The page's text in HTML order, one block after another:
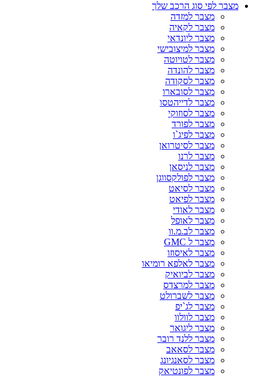
מצבר לפי סוג הרכב שלך
מצבר למזדה
מצבר לקאיה
מצבר ליונדאי
מצבר למיצובישי
מצבר לטויוטה
מצבר להונדה
מצבר לסקודה
מצבר לסובארו
מצבר לדייהטסו
מצבר לסוזוקי
מצבר לפורד
מצבר לפיג`ו
מצבר לסיטרואן
מצבר לרנו
מצבר לניסאן
מצבר לפולקסווגן
מצבר לסיאט
מצבר לפיאט
מצבר לאודי
מצבר לאופל
מצבר לב.מ.וו
מצבר ל GMC
מצבר לאיסוזו
מצבר לאלפא רומיאו
מצבר לביואיק
מצבר למרצדס
מצבר לשברולט
מצבר לג`יפ
מצבר לוולוו
מצבר ליגואר
מצבר ללנד רובר
מצבר לסאאב
מצבר לסאנגיונג
מצבר לפונטיאק